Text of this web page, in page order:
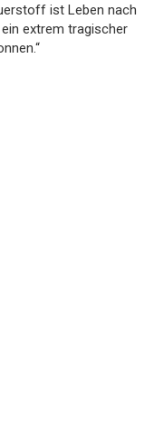
ist Leben nach
extrem tragischer